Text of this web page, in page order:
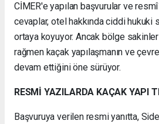
CİMER'e yapılan başvurular ve
cevaplar, otel hakkında ciddi
ortaya koyuyor. Ancak bölge
rağmen kaçak yapılaşmanın ve
devam ettiğini öne sürüyor.
RESMİ YAZILARDA KAÇAK YAPI
Başvuruya verilen resmi yanıtta,